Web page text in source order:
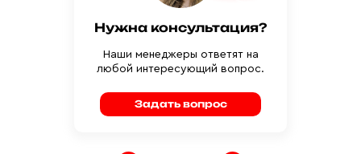
Нужна консультация?
Наши менеджеры ответят на
любой интересующий вопрос.
Задать вопрос